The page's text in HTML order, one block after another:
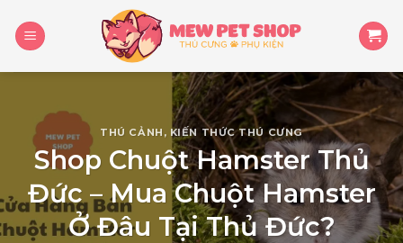
content
THÚ CẢNH , KIẾN THỨC THÚ CƯNG
Shop Chuột Hamster Thủ
Đức – Mua Chuột Hamster
Ở Đâu Tại Thủ Đức?